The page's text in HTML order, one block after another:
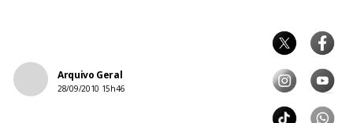
Arquivo Geral
28/09/2010 15h46